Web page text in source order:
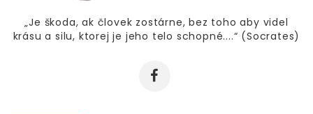
„Je škoda, ak človek zostárne, bez toho aby videl
krásu a silu, ktorej je jeho telo schopné....“ (Socrates)